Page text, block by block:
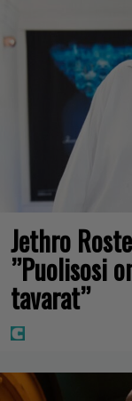
Jethro
”Puolisosi
tavarat”